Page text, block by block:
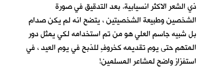
ذي الشعر الاكثر انسيابية. بعد التدقيق في صورة
الشخصين وطبيعة الشخصيتين ، يتضح انه لم يكن صدام
بل شبيه جاسم العلي هو من تم استخدامه لكي يمثل دور
المتهم حتى يوم تقديمه كخروفٍ للذبح في يوم العيد ، في
استفزاز واضح لمشاعر المسلمين!